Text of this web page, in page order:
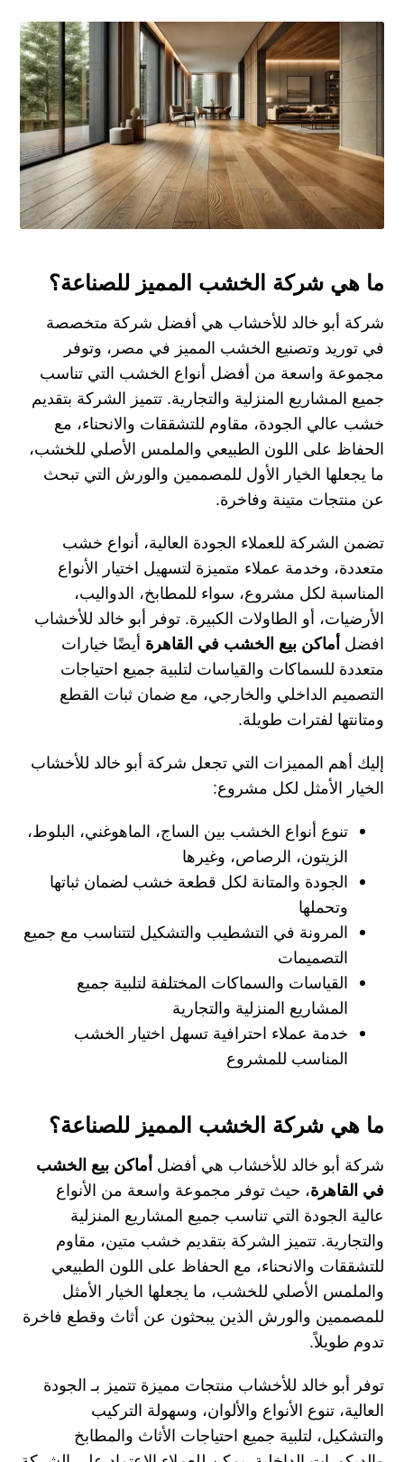
ما هي شركة الخشب المميز للصناعة؟
شركة أبو خالد للأخشاب هي أفضل شركة متخصصة
في توريد وتصنيع الخشب المميز في مصر، وتوفر
مجموعة واسعة من أفضل أنواع الخشب التي تناسب
جميع المشاريع المنزلية والتجارية. تتميز الشركة بتقديم
خشب عالي الجودة، مقاوم للتشققات والانحناء، مع
الحفاظ على اللون الطبيعي والملمس الأصلي للخشب،
ما يجعلها الخيار الأول للمصممين والورش التي تبحث
عن منتجات متينة وفاخرة.
تضمن الشركة للعملاء الجودة العالية، أنواع خشب
متعددة، وخدمة عملاء متميزة لتسهيل اختيار الأنواع
المناسبة لكل مشروع، سواء للمطابخ، الدواليب،
الأرضيات، أو الطاولات الكبيرة. توفر
أبو خالد للأخشاب
افضل أماكن بيع الخشب في القاهرة أيضًا خيارات
متعددة للسماكات والقياسات لتلبية جميع احتياجات
التصميم الداخلي والخارجي، مع ضمان ثبات القطع
ومتانتها لفترات طويلة.
إليك أهم المميزات التي تجعل شركة أبو خالد للأخشاب
الخيار الأمثل لكل مشروع:
تنوع أنواع الخشب بين الساج، الماهوغني، البلوط،
الزيتون، الرصاص، وغيرها
الجودة والمتانة لكل قطعة خشب لضمان ثباتها
وتحملها
المرونة في التشطيب والتشكيل لتتناسب مع جميع
التصميمات
القياسات والسماكات المختلفة لتلبية جميع
المشاريع المنزلية والتجارية
خدمة عملاء احترافية تسهل اختيار الخشب
المناسب للمشروع
ما هي شركة الخشب المميز للصناعة؟
شركة أبو خالد للأخشاب هي أفضل أماكن بيع الخشب
في القاهرة، حيث توفر مجموعة واسعة من الأنواع
عالية الجودة التي تناسب جميع المشاريع المنزلية
والتجارية. تتميز الشركة بتقديم خشب متين، مقاوم
للتشققات والانحناء، مع الحفاظ على اللون الطبيعي
والملمس الأصلي للخشب، ما يجعلها الخيار الأمثل
للمصممين والورش الذين يبحثون عن أثاث وقطع فاخرة
تدوم طويلاً.
توفر أبو خالد للأخشاب منتجات مميزة تتميز بـ الجودة
العالية، تنوع الأنواع والألوان، وسهولة التركيب
والتشكيل، لتلبية جميع احتياجات الأثاث والمطابخ